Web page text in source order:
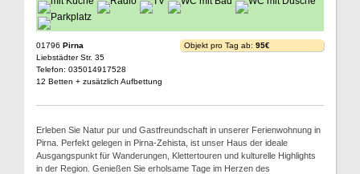
01796 Pirna
Liebstädter Str. 35
Telefon: 035014917528
12 Betten + zusätzlich Aufbettung
Objekt pro Tag ab: 95€
Erleben Sie Natur pur und Gastfreundschaft in unserer Ferienwohnung in
Pirna. Perfekt gelegen in Pirna-Zehista, ist unser Haus der ideale
Ausgangspunkt für Wanderungen, Klettertouren und kulturelle Highlights
in der Region. Genießen Sie erholsame Tage im Herzen des